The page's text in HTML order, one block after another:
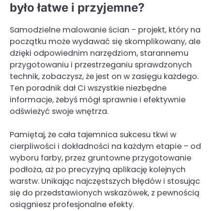
było łatwe i przyjemne?
Samodzielne malowanie ścian – projekt, który na
początku może wydawać się skomplikowany, ale
dzięki odpowiednim narzędziom, starannemu
przygotowaniu i przestrzeganiu sprawdzonych
technik, zobaczysz, że jest on w zasięgu każdego.
Ten poradnik dał Ci wszystkie niezbędne
informacje, żebyś mógł sprawnie i efektywnie
odświeżyć swoje wnętrza.
Pamiętaj, że cała tajemnica sukcesu tkwi w
cierpliwości i dokładności na każdym etapie – od
wyboru farby, przez gruntowne przygotowanie
podłoża, aż po precyzyjną aplikację kolejnych
warstw. Unikając najczęstszych błędów i stosując
się do przedstawionych wskazówek, z pewnością
osiągniesz profesjonalne efekty.